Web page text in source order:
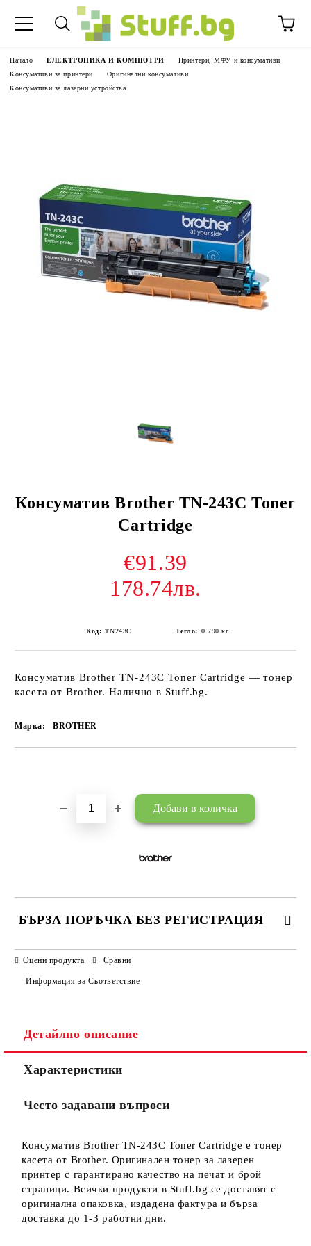
Начало ЕЛЕКТРОНИКА И КОМПЮТРИ
Принтери, МФУ и консумативи
Консумативи за принтери
Оригинални консумативи
Консумативи за лазерни устройства
Консуматив Brother TN-243C Toner
Cartridge
€91.39
178.74лв.
Код: TN243C Тегло: 0.790 кг
Консуматив Brother TN-243C Toner Cartridge — тонер
касета от Brother. Налично в Stuff.bg.
Марка: BROTHER
БЪРЗА ПОРЪЧКА БЕЗ РЕГИСТРАЦИЯ
САМО ПОПЪЛНЕТЕ 3 ПОЛЕТА
Оцени продукта Сравни
Информация за Съответствие
Детайлно описание
Характеристики
Често задавани въпроси
Консуматив Brother TN-243C Toner Cartridge е тонер
касета от Brother. Оригинален тонер за лазерен
принтер с гарантирано качество на печат и брой
страници. Всички продукти в Stuff.bg се доставят с
оригинална опаковка, издадена фактура и бърза
доставка до 1-3 работни дни.